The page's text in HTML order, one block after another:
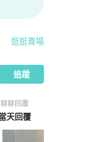
逛逛賣場
追蹤
聊聊回覆
天回覆